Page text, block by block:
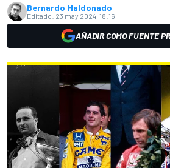
Bernardo Maldonado
Editado: 23 may 2024, 18:16
AÑADIR COMO FUENTE